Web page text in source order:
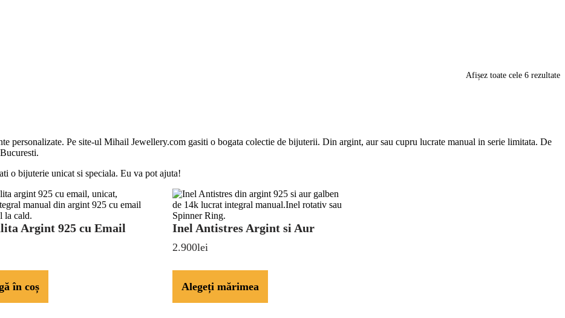
Afișez toate cele 6 rezultate
personalizate. Pe site-ul Mihail Jewellery.com gasiti o bogata colectie de bijuterii. Din argint, aur sau cupru lucrate manual in serie limitata. De
o bijuterie unicat si speciala. Eu va pot ajuta!
Argint 925 cu Email
în coș
Inel
Argint
Aur
Inel Antistres Argint si Aur
2.900lei
Alegeți mărimea